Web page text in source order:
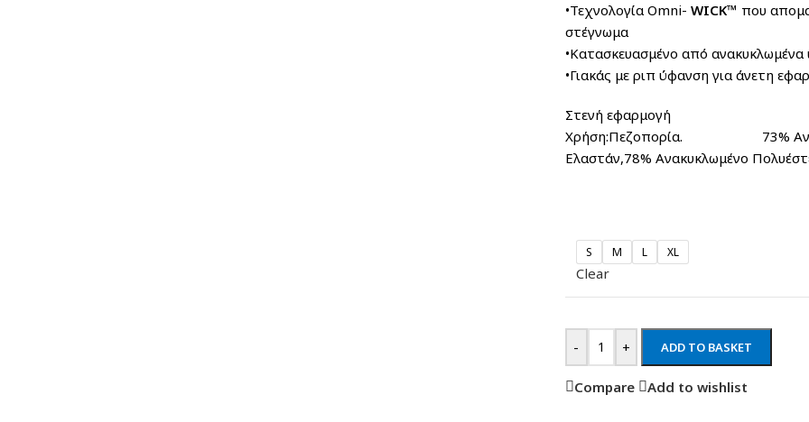
•Τεχνολογία Omni- WICK™ που
στέγνωμα
•Κατασκευασμένο από ανακυκλωμένα
•Γιακάς με ριπ ύφανση για άνετη
Στενή εφαρμογή
Χρήση:Πεζοπορία. 73%
Ελαστάν,78% Ανακυκλωμένο
S M L XL
Clear
- + ADD TO BASKET
Compare Add to wishlist